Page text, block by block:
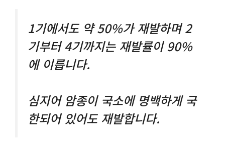
1기에서도 약 50%가 재발하며 2
기부터 4기까지는 재발률이 90%
에 이릅니다.
심지어 암종이 국소에 명백하게 국
한되어 있어도 재발합니다.